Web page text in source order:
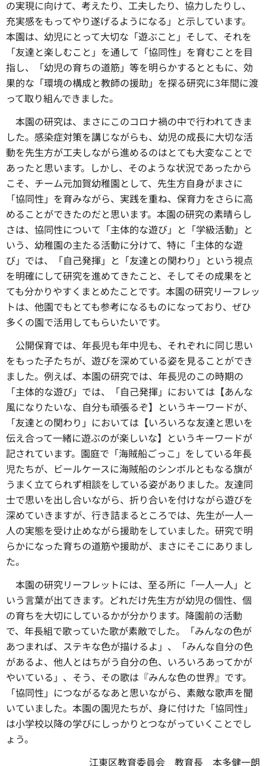
の実現に向けて、考えたり、工夫したり、協力したりし、
充実感をもってやり遂げるようになる」と示しています。
本園は、幼児にとって大切な「遊ぶこと」そして、それを
「友達と楽しむこと」を通して「協同性」を育むことを目
指し、「幼児の育ちの道筋」等を明らかするとともに、効
果的な「環境の構成と教師の援助」を探る研究に3年間に渡
って取り組んできました。
本園の研究は、まさにこのコロナ禍の中で行われてきま
した。感染症対策を講じながらも、幼児の成長に大切な活
動を先生方が工夫しながら進めるのはとても大変なことで
あったと思います。しかし、そのような状況であったから
こそ、チーム元加賀幼稚園として、先生方自身がまさに
「協同性」を育みながら、実践を重ね、保育力をさらに高
めることができたのだと思います。本園の研究の素晴らし
さは、協同性について「主体的な遊び」と「学級活動」と
いう、幼稚園の主たる活動に分けて、特に「主体的な遊
び」では、「自己発揮」と「友達との関わり」という視点
を明確にして研究を進めてきたこと、そしてその成果をと
ても分かりやすくまとめたことです。本園の研究リーフレッ
トは、他園でもとても参考になるものになっており、ぜひ
多くの園で活用してもらいたいです。
公開保育では、年長児も年中児も、それぞれに同じ思い
をもった子たちが、遊びを深めている姿を見ることができ
ました。例えば、本園の研究では、年長児のこの時期の
「主体的な遊び」では、「自己発揮」においては【あんな
風になりたいな、自分も頑張るぞ】というキーワードが、
「友達との関わり」においては【いろいろな友達と思いを
伝え合って一緒に遊ぶのが楽しいな】というキーワードが
記されています。園庭で「海賊船ごっこ」をしている年長
児たちが、ビールケースに海賊船のシンボルともなる旗が
うまく立てられず相談をしている姿がありました。友達同
士で思いを出し合いながら、折り合いを付けながら遊びを
深めていきますが、行き詰まるところでは、先生が一人一
人の実態を受け止めながら援助をしていました。研究で明
らかになった育ちの道筋や援助が、まさにそこにありまし
た。
本園の研究リーフレットには、至る所に「一人一人」と
いう言葉が出てきます。どれだけ先生方が幼児の個性、個
の育ちを大切にしているかが分かります。降園前の活動
で、年長組で歌っていた歌が素敵でした。「みんなの色が
あつまれば、ステキな色が描けるよ」、「みんな自分の色
があるよ、他人とはちがう自分の色、いろいろあってかが
やいている」、そう、その歌は『みんな色の世界』です。
「協同性」につながるなあと思いながら、素敵な歌声を聞
いていました。本園の園児たちが、身に付けた「協同性」
は小学校以降の学びにしっかりとつながっていくことでし
ょう。
江東区教育委員会 教育長 本多健一朗